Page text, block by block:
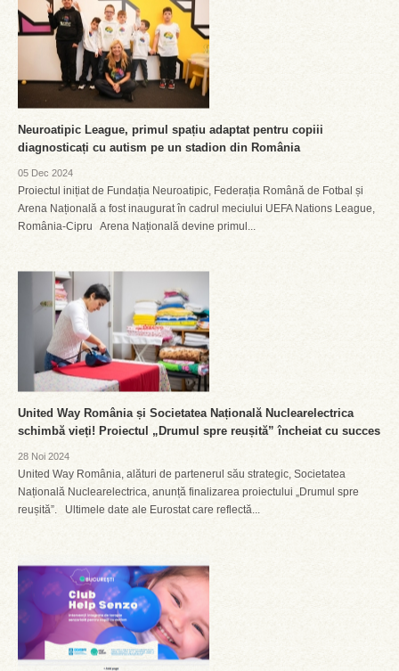
Neuroatipic League, primul spațiu adaptat pentru copiii
diagnosticați cu autism pe un stadion din România
05 Dec 2024
Proiectul inițiat de Fundația Neuroatipic, Federația Română de Fotbal și
Arena Națională a fost inaugurat în cadrul meciului UEFA Nations League,
România-Cipru Arena Națională devine primul...
United Way România și Societatea Națională Nuclearelectrica
schimbă vieți! Proiectul „Drumul spre reușită” încheiat cu succes
28 Noi 2024
United Way România, alături de partenerul său strategic, Societatea
Națională Nuclearelectrica, anunță finalizarea proiectului „Drumul spre
reușită”. Ultimele date ale Eurostat care reflectă...